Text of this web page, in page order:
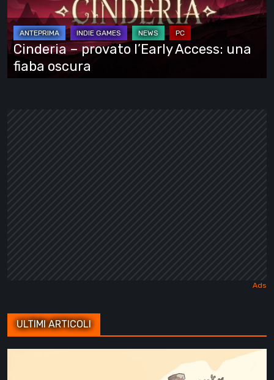
Access:
una
fiaba
oscura
Cinderia – provato l’Early Access: una
fiaba oscura
ULTIMI ARTICOLI